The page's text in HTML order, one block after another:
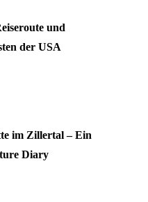
und
der USA
im Zillertal – Ein
Diary